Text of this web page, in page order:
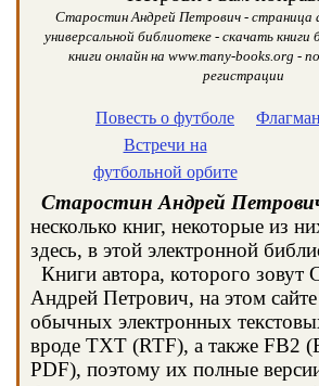
Старостин Андрей Петрович - страница
универсальной библиотеке - скачать
книги онлайн на www.many-books.org -
регистрации
Повесть о футболе
Встречи на
футбольной орбите
Старостин Андрей
несколько книг, некоторые из
здесь, в этой электронной
Книги автора, которого зовут
Андрей Петрович, на этом сайте
обычных электронных
вроде TXT (RTF), а также FB2
PDF), поэтому их полные